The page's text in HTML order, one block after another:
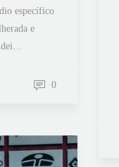
específico
e
0